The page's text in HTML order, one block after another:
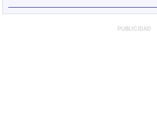
PUBLICIDAD